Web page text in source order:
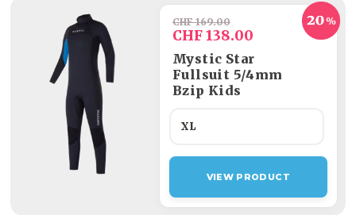
CHF 169.00
CHF 138.00
Mystic Star
Fullsuit 5/4mm
Bzip Kids
XL
VIEW PRODUCT